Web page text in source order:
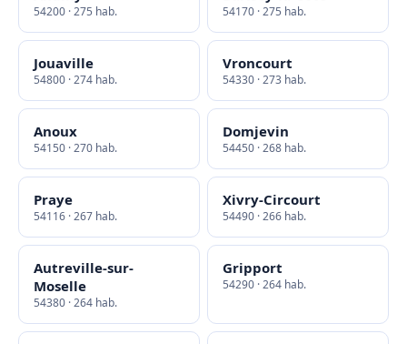
54200 · 275 hab. 54170 · 275 hab.
Jouaville
54800 · 274 hab.
Vroncourt
54330 · 273 hab.
Anoux
54150 · 270 hab.
Domjevin
54450 · 268 hab.
Praye
54116 · 267 hab.
Xivry-Circourt
54490 · 266 hab.
Autreville-sur-
Moselle
54380 · 264 hab.
Gripport
54290 · 264 hab.